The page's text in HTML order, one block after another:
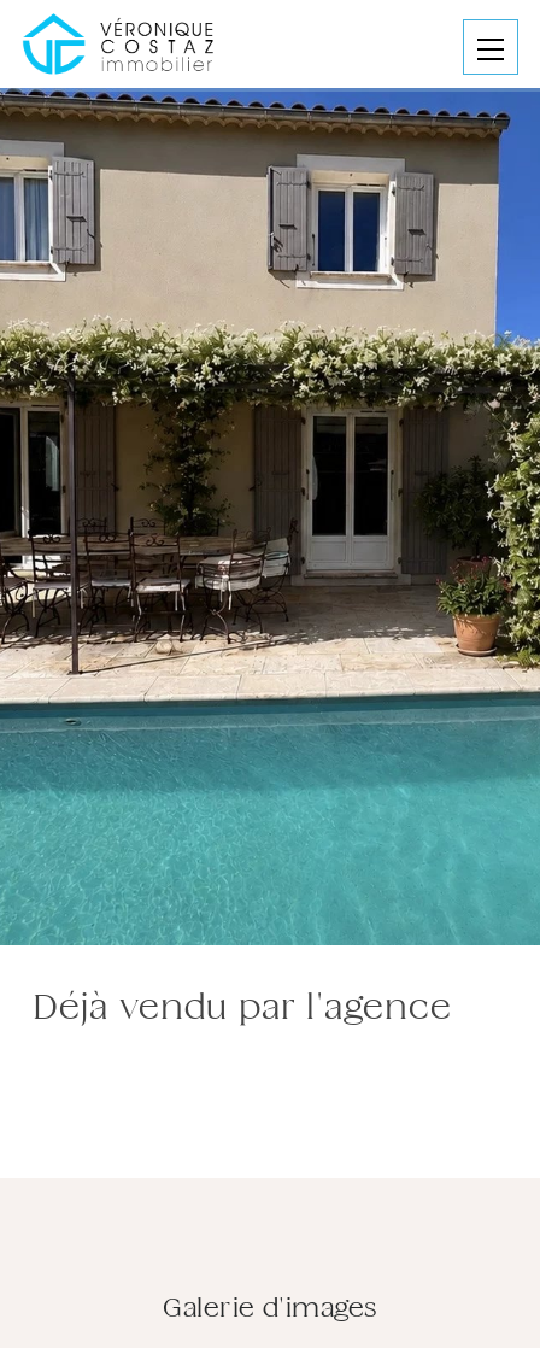
Déjà vendu par l'agence
Galerie d'images